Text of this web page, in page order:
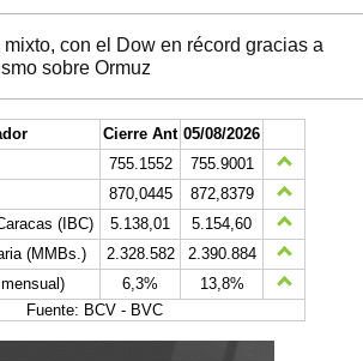
con el Dow en récord gracias a
sobre Ormuz
Cierre Ant 05/08/2026
755.1552
755.9001
870,0445
872,8379
(IBC)
5.138,01
5.154,60
(MMBs.)
2.328.582
2.390.884
6,3%
13,8%
Fuente: BCV - BVC